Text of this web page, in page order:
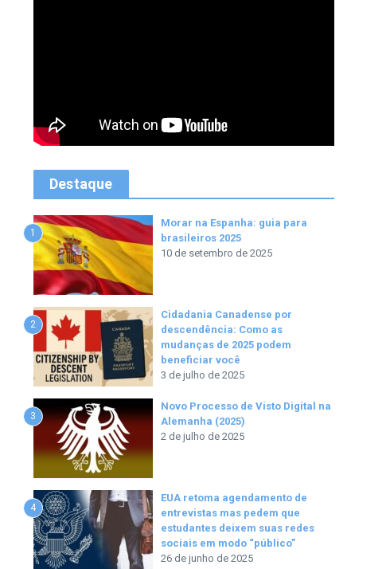
Destaque
1
Morar na Espanha: guia para
brasileiros 2025
10 de setembro de 2025
2
Cidadania Canadense por
descendência: Como as
mudanças de 2025 podem
beneficiar você
3 de julho de 2025
3
Novo Processo de Visto Digital na
Alemanha (2025)
2 de julho de 2025
4
EUA retoma agendamento de
entrevistas mas pedem que
estudantes deixem suas redes
sociais em modo “público”
26 de junho de 2025